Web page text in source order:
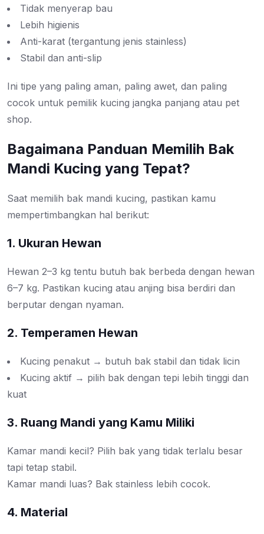
Tidak menyerap bau
Lebih higienis
Anti-karat (tergantung jenis stainless)
Stabil dan anti-slip
Ini tipe yang paling aman, paling awet, dan paling
cocok untuk pemilik kucing jangka panjang atau pet
shop.
Bagaimana Panduan Memilih Bak
Mandi Kucing yang Tepat?
Saat memilih bak mandi kucing, pastikan kamu
mempertimbangkan hal berikut:
1. Ukuran Hewan
Hewan 2–3 kg tentu butuh bak berbeda dengan hewan
6–7 kg. Pastikan kucing atau anjing bisa berdiri dan
berputar dengan nyaman.
2. Temperamen Hewan
Kucing penakut → butuh bak stabil dan tidak licin
Kucing aktif → pilih bak dengan tepi lebih tinggi dan
kuat
3. Ruang Mandi yang Kamu Miliki
Kamar mandi kecil? Pilih bak yang tidak terlalu besar
tapi tetap stabil.
Kamar mandi luas? Bak stainless lebih cocok.
4. Material